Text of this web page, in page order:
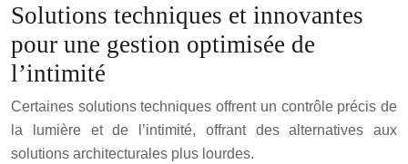
Solutions techniques et innovantes
pour une gestion optimisée de
l’intimité
Certaines solutions techniques offrent un contrôle précis de
la lumière et de l’intimité, offrant des alternatives aux
solutions architecturales plus lourdes.